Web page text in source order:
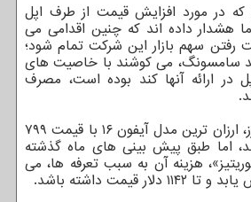
که در مورد افزایش قیمت از طرف اپل
هشدار داده اند که چنین اقدامی می
رفتن سهم بازار این شرکت تمام شود؛
سامسونگ، می کوشند با خاصیت های
ارائه آنها کند بوده است، مصرف
بر اساس گزارش رویترز، ارزان ترین مدل آیفون ۱۶ با قیمت ۷۹۹
شد، اما طبق پیش بینی های ماه گذشته
هزینه آن به سبب تعرفه ها، می